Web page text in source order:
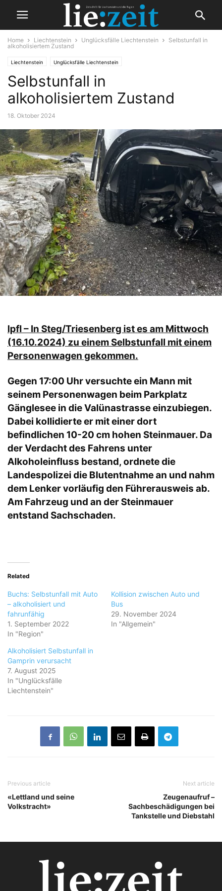
Home Liechtenstein Unglücksfälle Liechtenstein
Selbstunfall in
alkoholisiertem Zustand
Liechtenstein Unglücksfälle Liechtenstein
Selbstunfall in
alkoholisiertem Zustand
18. Oktober 2024
lpfl – In Steg/Triesenberg ist es am Mittwoch
(16.10.2024) zu einem Selbstunfall mit einem
Personenwagen gekommen.
Gegen 17:00 Uhr versuchte ein Mann mit
seinem Personenwagen beim Parkplatz
Gänglesee in die Valünastrasse einzubiegen.
Dabei kollidierte er mit einer dort
befindlichen 10-20 cm hohen Steinmauer. Da
der Verdacht des Fahrens unter
Alkoholeinfluss bestand, ordnete die
Landespolizei die Blutentnahme an und nahm
dem Lenker vorläufig den Führerausweis ab.
Am Fahrzeug und an der Steinmauer
entstand Sachschaden.
Related
Buchs: Selbstunfall mit Auto
– alkoholisiert und
fahrunfähig
1. September 2022
In "Region"
Kollision zwischen Auto und
Bus
29. November 2024
In "Allgemein"
Alkoholisiert Selbstunfall in
Gamprin verursacht
7. August 2025
In "Unglücksfälle
Liechtenstein"
Previous article
«Lettland und seine
Volkstracht»
Next article
Zeugenaufruf –
Sachbeschädigungen bei
Tankstelle und Diebstahl